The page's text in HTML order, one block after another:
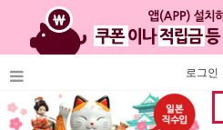
로그인